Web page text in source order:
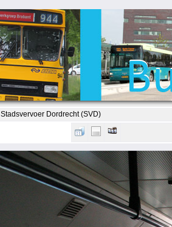
Stadsvervoer Dordrecht (SVD)